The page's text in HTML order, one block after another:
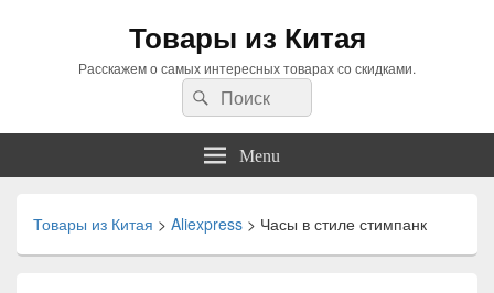
Товары из Китая
Расскажем о самых интересных товарах со скидками.
Search
for:
Search
Menu
Товары из Китая > Aliexpress > Часы в стиле стимпанк